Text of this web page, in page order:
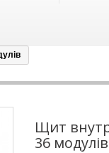
LEZARD
Щит
36 модулів